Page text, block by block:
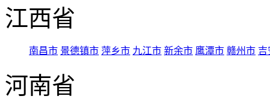
江西省
南昌市 景德镇市 萍乡市 九江市 新余市 鹰潭市 赣州市 吉
河南省